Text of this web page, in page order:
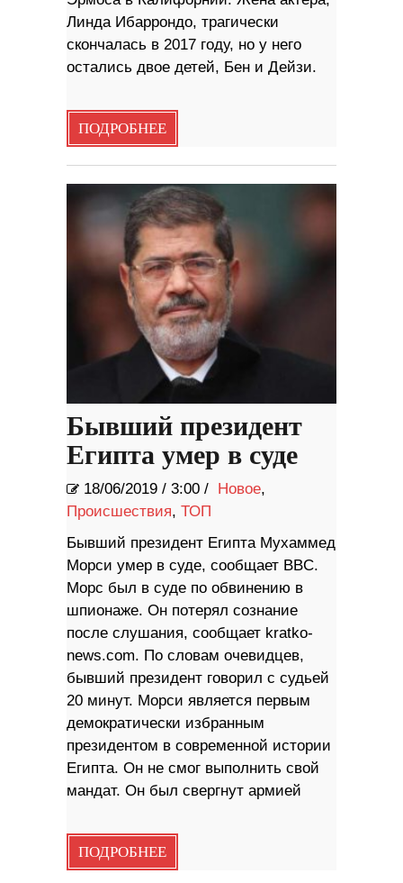
Линда Ибаррондо, трагически
скончалась в 2017 году, но у него
остались двое детей, Бен и Дейзи.
ПОДРОБНЕЕ
Бывший президент
Египта умер в суде
18/06/2019 / 3:00 / Новое,
Происшествия, ТОП
Бывший президент Египта Мухаммед
Морси умер в суде, сообщает BBC.
Морс был в суде по обвинению в
шпионаже. Он потерял сознание
после слушания, сообщает kratko-
news.com. По словам очевидцев,
бывший президент говорил с судьей
20 минут. Морси является первым
демократически избранным
президентом в современной истории
Египта. Он не смог выполнить свой
мандат. Он был свергнут армией
ПОДРОБНЕЕ